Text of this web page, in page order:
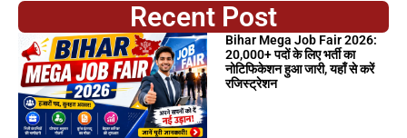
Recent Post
Bihar Mega Job Fair 2026:
20,000+ पदों के लिए भर्ती का
नोटिफिकेशन हुआ जारी, यहाँ से करें
रजिस्ट्रेशन